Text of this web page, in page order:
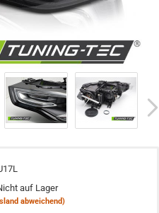
auf Lager
abweichend)